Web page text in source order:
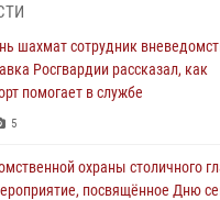
гостем прямого эфира на
шахмат сотрудник
Росгвардии рассказал, как
помогает в службе
5
охраны столичного
посвящённое Дню